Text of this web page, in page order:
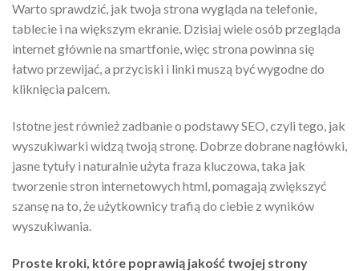
Warto sprawdzić, jak twoja strona wygląda na telefonie,
tablecie i na większym ekranie. Dzisiaj wiele osób przegląda
internet głównie na smartfonie, więc strona powinna się
łatwo przewijać, a przyciski i linki muszą być wygodne do
kliknięcia palcem.
Istotne jest również zadbanie o podstawy SEO, czyli tego, jak
wyszukiwarki widzą twoją stronę. Dobrze dobrane nagłówki,
jasne tytuły i naturalnie użyta fraza kluczowa, taka jak
tworzenie stron internetowych html, pomagają zwiększyć
szansę na to, że użytkownicy trafią do ciebie z wyników
wyszukiwania.
Proste kroki, które poprawią jakość twojej strony